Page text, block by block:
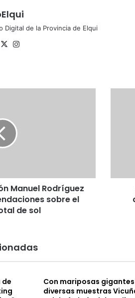
Digital de la Provincia de Elqui
Fa
X
Manuel Rodríguez
sobre el
de sol
n
r
i
d
Con mariposas
diversas muestras